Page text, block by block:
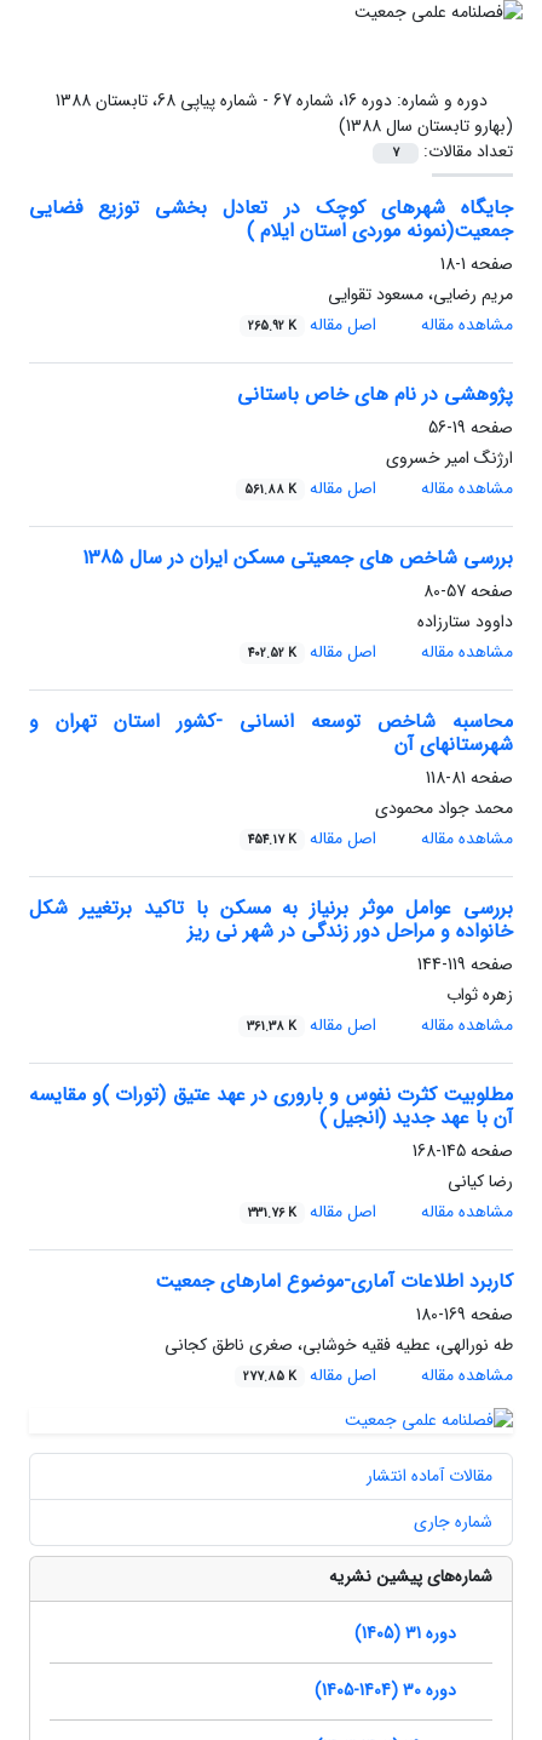
دوره و شماره:
دوره 16، شماره 67 - شماره پیاپی 68، تابستان 1388
(بهارو تابستان سال 1388)
تعداد مقالات:
7
جایگاه شهرهای کوچک در تعادل بخشی توزیع فضایی
جمعیت(نمونه موردی استان ایلام )
صفحه 1-18
مریم رضایی، مسعود تقوایی
مشاهده مقاله
اصل مقاله 265.92 K
پژوهشی در نام های خاص باستانی
صفحه 19-56
ارژنگ امیر خسروی
مشاهده مقاله
اصل مقاله 561.88 K
بررسی شاخص های جمعیتی مسکن ایران در سال 1385
صفحه57-80
داوود ستارزاده
مشاهده مقاله
اصل مقاله 402.52 K
محاسبه شاخص توسعه انسانی -کشور استان تهران و
شهرستانهای آن
صفحه 81-118
محمد جواد محمودی
مشاهده مقاله
اصل مقاله 454.17 K
بررسی عوامل موثر برنیاز به مسکن با تاکید برتغییر شکل
خانواده و مراحل دور زندگی در شهر نی ریز
صفحه 119-144
زهره ثواب
مشاهده مقاله
اصل مقاله 361.38 K
مطلوبیت کثرت نفوس و باروری در عهد عتیق (تورات )و مقایسه
آن با عهد جدید (انجیل )
صفحه145-168
رضا کیانی
مشاهده مقاله
اصل مقاله 331.76 K
کاربرد اطلاعات آماری-موضوع امارهای جمعیت
صفحه 169-180
طه نورالهی، عطیه فقیه خوشابی، صغری ناطق کجانی
مشاهده مقاله
اصل مقاله 277.85 K
مقالات آماده انتشار
شماره جاری
شماره‌های پیشین نشریه
دوره 31 (1405)
دوره 30 (1404-1405)